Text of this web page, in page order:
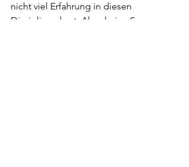
nicht viel Erfahrung in diesen
Disziplinen hast. Aber keine Sorge –